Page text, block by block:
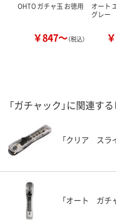
OHTO ガチャ玉 お徳用
￥847～（税込）
オート
グレー
「ガチャック」に関連す
「クリア スラ
「オート ガチ